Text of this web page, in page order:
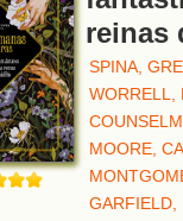
reinas
SPINA,
WORRELL,
MOORE,
GARFIELD,